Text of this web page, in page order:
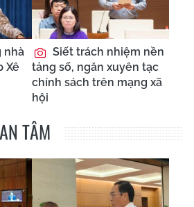
nhà
Xê
Siết trách nhiệm nền
tảng số, ngăn xuyên tạc
chính sách trên mạng xã
hội
TÂM